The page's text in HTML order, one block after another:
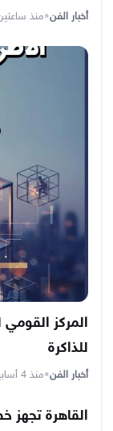
أخبار الفن•منذ
المركز القومي
للذاكرة
أخبار الفن•منذ 4 أسابيع